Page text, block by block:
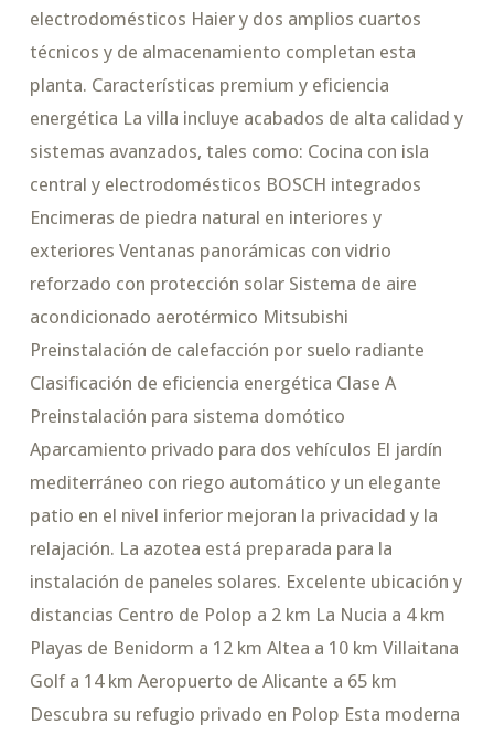
electrodomésticos Haier y dos amplios cuartos
técnicos y de almacenamiento completan esta
planta. Características premium y eficiencia
energética La villa incluye acabados de alta calidad y
sistemas avanzados, tales como: Cocina con isla
central y electrodomésticos BOSCH integrados
Encimeras de piedra natural en interiores y
exteriores Ventanas panorámicas con vidrio
reforzado con protección solar Sistema de aire
acondicionado aerotérmico Mitsubishi
Preinstalación de calefacción por suelo radiante
Clasificación de eficiencia energética Clase A
Preinstalación para sistema domótico
Aparcamiento privado para dos vehículos El jardín
mediterráneo con riego automático y un elegante
patio en el nivel inferior mejoran la privacidad y la
relajación. La azotea está preparada para la
instalación de paneles solares. Excelente ubicación y
distancias Centro de Polop a 2 km La Nucia a 4 km
Playas de Benidorm a 12 km Altea a 10 km Villaitana
Golf a 14 km Aeropuerto de Alicante a 65 km
Descubra su refugio privado en Polop Esta moderna